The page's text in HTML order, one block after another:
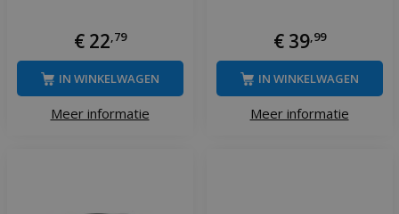
€ 22,79
Meer informatie
IN WINKELWAGEN
€ 39,99
Meer informatie
IN WINKELWAGEN